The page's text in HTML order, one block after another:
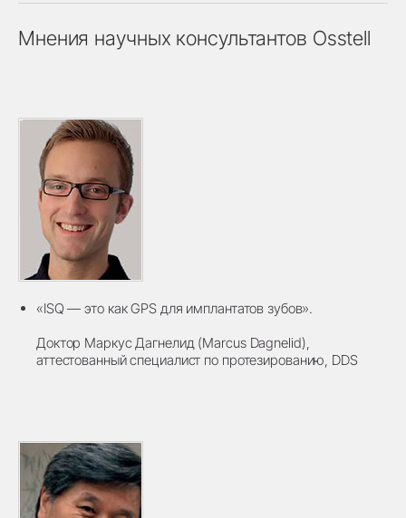
Мнения научных консультантов Osstell
«ISQ — это как GPS для имплантатов зубов».
Доктор Маркус Дагнелид (Marcus Dagnelid),
аттестованный специалист по протезированию, DDS